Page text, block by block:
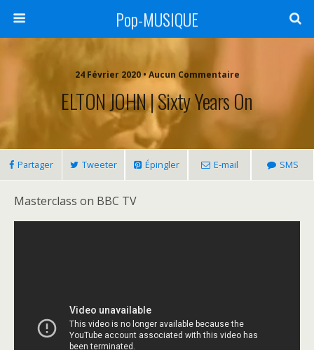
Pop-MUSIQUE
24 Février 2020 • Aucun Commentaire
ELTON JOHN | Sixty Years On
Partager Tweeter Épingler E-mail SMS
Masterclass on BBC TV